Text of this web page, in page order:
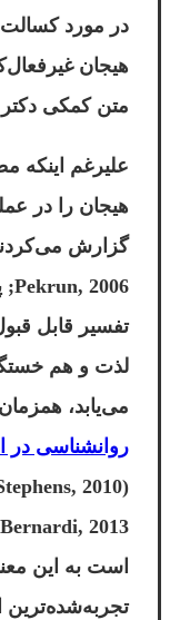
در مورد
هیجان
متن کمکی
علیرغم اینکه
هیجان را در
تفسیر قابل
لذت و هم
می‌یابد،
روانشناسی در
است به این